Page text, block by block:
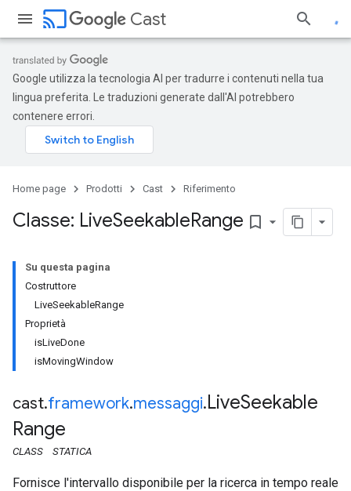
cast Cast
Google utilizza la tecnologia AI per tradurre i contenuti nella tua
lingua preferita. Le traduzioni generate dall'AI potrebbero
contenere errori.
Home page Prodotti Cast Riferimento
Classe: LiveSeekableRange bookmark_border
Su questa pagina
Costruttore
LiveSeekableRange
Proprietà
isLiveDone
isMovingWindow
cast.framework.messaggi.LiveSeekable
Range
CLASS STATICA
Fornisce l'intervallo disponibile per la ricerca in tempo reale